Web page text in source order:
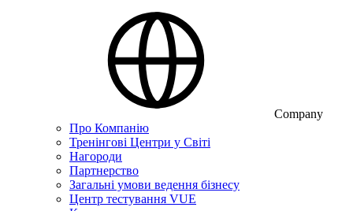
Company
Про Компанію
Тренінгові Центри у Світі
Нагороди
Партнерство
Загальні умови ведення бізнесу
Центр тестування VUE